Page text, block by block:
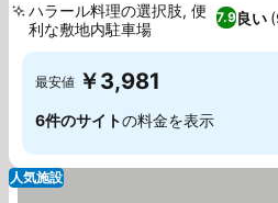
7.9良い
ハラール料理の選択肢, 便
利な敷地内駐車場
最安値 ￥3,981
6件のサイトの料金を表示
人気施設